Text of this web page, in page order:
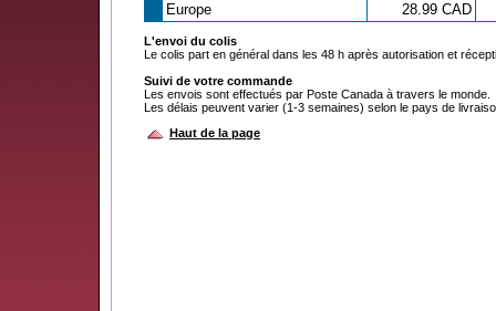
Europe
28.99 CAD
L'envoi du colis
Le colis part en général dans les 48 h après autorisation et
Suivi de votre commande
Les envois sont effectués par Poste Canada à travers le monde.
Les délais peuvent varier (1-3 semaines) selon le pays de
Haut de la page